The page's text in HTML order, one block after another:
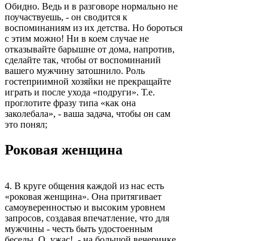
Обидно. Ведь и в разговоре нормально не
поучаствуешь, - он сводится к
воспоминаниям из их детства. Но бороться
с этим можно! Ни в коем случае не
отказывайте барышне от дома, напротив,
сделайте так, чтобы от воспоминаний
вашего мужчину затошнило. Роль
гостеприимной хозяйки не прекращайте
играть и после ухода «подруги». Т.е.
проглотите фразу типа «как она
заколебала», - ваша задача, чтобы он сам
это понял;
Роковая женщина
4. В круге общения каждой из нас есть
«роковая женщина». Она притягивает
самоуверенностью и высоким уровнем
запросов, создавая впечатление, что для
мужчины - честь быть удостоенным